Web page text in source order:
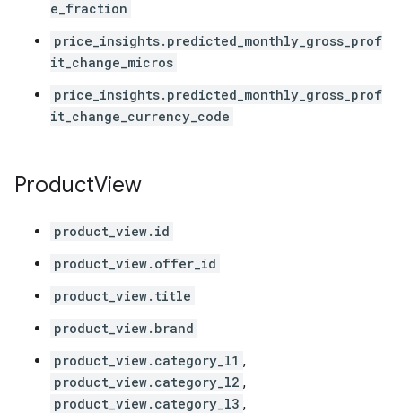
e_fraction
price_insights.predicted_monthly_gross_prof
it_change_micros
price_insights.predicted_monthly_gross_prof
it_change_currency_code
ProductView
product_view.id
product_view.offer_id
product_view.title
product_view.brand
product_view.category_l1 ,
product_view.category_l2 ,
product_view.category_l3 ,